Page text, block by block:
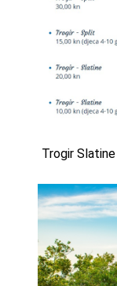
Trogir